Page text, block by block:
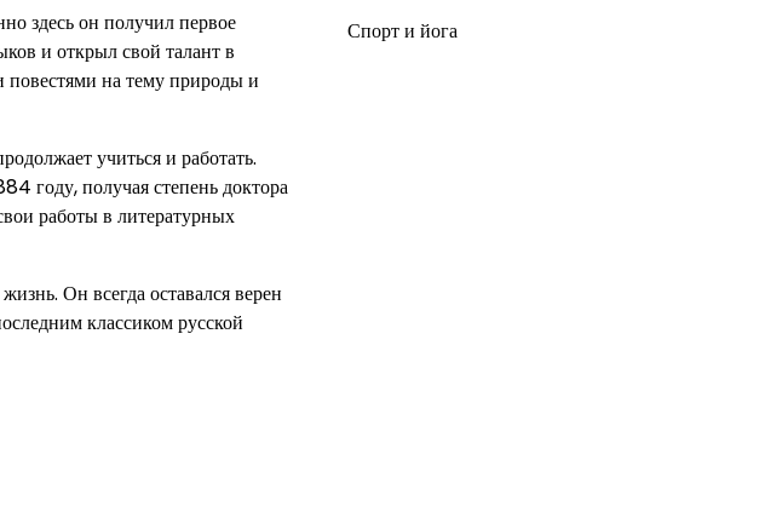
здесь он получил первое
и открыл свой талант в
повестями на тему природы и
учиться и работать.
году, получая степень доктора
работы в литературных
Он всегда оставался верен
классиком русской
Спорт и йога